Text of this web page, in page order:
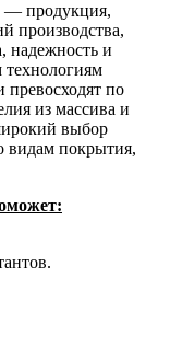
— продукция,
производства,
надежность и
технологиям
по
из массива и
выбор
видам покрытия,